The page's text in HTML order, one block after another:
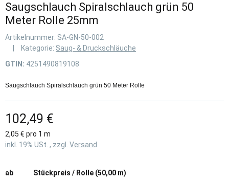
Saugschlauch Spiralschlauch grün 50
Meter Rolle 25mm
Artikelnummer: SA-GN-50-002
Kategorie: Saug- & Druckschläuche
GTIN: 4251490819108
Saugschlauch Spiralschlauch grün 50 Meter Rolle
102,49 €
2,05 € pro 1 m
inkl. 19% USt. , zzgl. Versand
ab
Stückpreis / Rolle (50,00 m)